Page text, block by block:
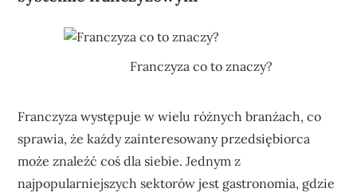
Franczyza co to znaczy?
Franczyza występuje w wielu różnych branżach, co
sprawia, że każdy zainteresowany przedsiębiorca
może znaleźć coś dla siebie. Jednym z
najpopularniejszych sektorów jest gastronomia, gdzie